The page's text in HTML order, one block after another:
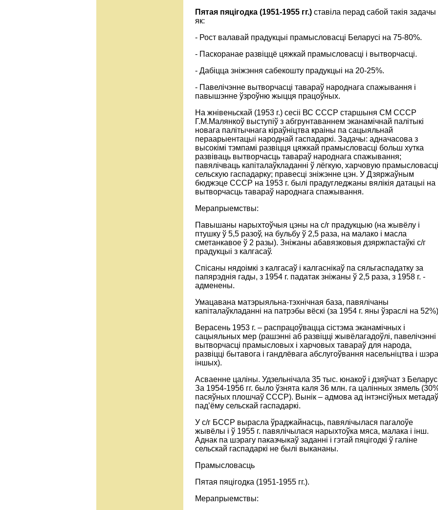
Пятая пяцігодка (1951-1955 гг.) ставiла перад сабой такiя задачы
як:
- Рост валавай прадукцыі прамысловасці Беларусі на 75-80%.
- Паскоранае развіццё цяжкай прамысловасці і вытворчасці.
- Дабіцца зніжэння сабекошту прадукцыі на 20-25%.
- Павелічэнне вытворчасці тавараў народнага спажывання і
павышэнне ўзроўню жыцця працоўных.
На жнівеньскай (1953 г.) сесіі ВС СССР старшыня СМ СССР
Г.М.Малянкоў выступіў з абгрунтаваннем эканамічнай палітыкі
новага палітычнага кіраўніцтва краіны па сацыяльнай
пераарыентацыі народнай гаспадаркі. Задачы: адначасова з
высокімі тэмпамі развіцця цяжкай прамысловасці больш хутка
развіваць вытворчасць тавараў народнага спажывання;
павялічваць капіталаўкладанні ў лёгкую, харчовую прамысловасці
сельскую гаспадарку; правесці зніжэнне цэн. У Дзяржаўным
бюджэце СССР на 1953 г. былі прадугледжаны вялікія датацыі на
вытворчасць тавараў народнага спажывання.
Мерапрыемствы:
Павышаны нарыхтоўчыя цэны на с/г прадукцыю (на жывёлу і
птушку ў 5,5 разоў, на бульбу ў 2,5 раза, на малако і масла
сметанкавое ў 2 разы). Зніжаны абавязковыя дзяржпастаўкі с/г
прадукцыі з калгасаў.
Спісаны нядоімкі з калгасаў і калгаснікаў па сяльгаспадатку за
папярэднія гады, з 1954 г. падатак зніжаны ў 2,5 раза, з 1958 г. -
адменены.
Умацавана матэрыяльна-тэхнічная база, павялічаны
капіталаўкладанні на патрэбы вёскі (за 1954 г. яны ўзраслі на
Верасень 1953 г. – распрацоўвацца сістэма эканамічных і
сацыяльных мер (рашэнні аб развіцці жывёлагадоўлі, павелічэнні
вытворчасці прамысловых і харчовых тавараў для народа,
развіцці бытавога і гандлёвага абслугоўвання насельніцтва і
іншых).
Асваенне цаліны. Удзельнічала 35 тыс. юнакоў і дзяўчат з
За 1954-1956 гг. было ўзнята каля 36 млн. га цалінных зямель
пасяўных плошчаў СССР). Вынік – адмова ад інтэнсіўных метадаў
пад’ёму сельскай гаспадаркі.
У с/г БССР вырасла ўраджайнасць, павялічылася пагалоўе
жывёлы і ў 1955 г. павялічылася нарыхтоўка мяса, малака і інш.
Аднак па шэрагу паказчыкаў заданні і гэтай пяцігодкі ў галіне
сельскай гаспадаркі не былі выкананы.
Прамысловасць
Пятая пяцігодка (1951-1955 гг.).
Мерапрыемствы: